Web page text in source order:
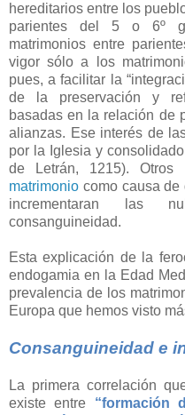
hereditarios entre los
parientes del 5 o 6º
matrimonios entre
vigor sólo a los
pues, a facilitar la
de la preservación y
basadas en la relación de
alianzas. Ese interés de
por la Iglesia y
de Letrán, 1215). Otros
matrimonio como causa de
incrementaran las
consanguineidad.
Esta explicación de la
endogamia en la Edad
prevalencia de los
Europa que hemos visto
Consanguineidad e
La primera correlación
existe entre “formación